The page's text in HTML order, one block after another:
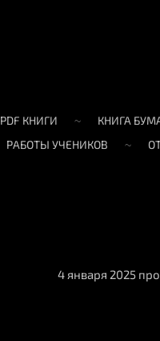
PDF КНИГИ КНИГА
РАБОТЫ УЧЕНИКОВ
4 января 2025